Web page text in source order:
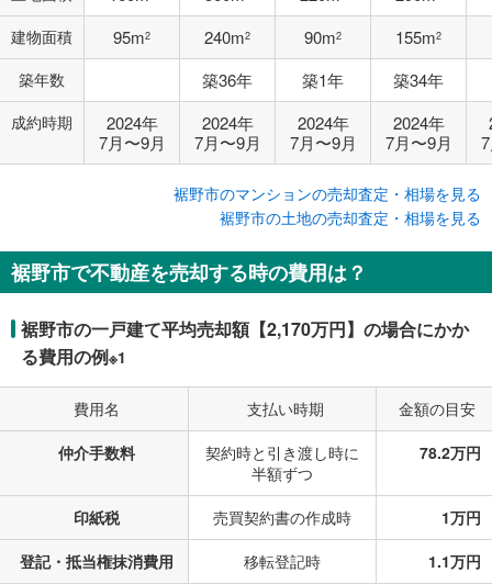
建物面積 95m2 240m2 90m2 155m2
築年数 築36年 築1年 築34年
成約時期
2024年
7月〜9月
2024年
7月〜9月
2024年
7月〜9月
2024年
7月〜9月
裾野市のマンションの売却査定・相場を見る
裾野市の土地の売却査定・相場を見る
裾野市で不動産を売却する時の費用は？
裾野市の一戸建て平均売却額【2,170万円】の場合にかか
る費用の例※1
費用名 支払い時期
金額の目安
仲介手数料
契約時と引き渡し時に
半額ずつ
78.2万円
印紙税 売買契約書の作成時
1万円
登記・抵当権抹消費用
移転登記時
1.1万円